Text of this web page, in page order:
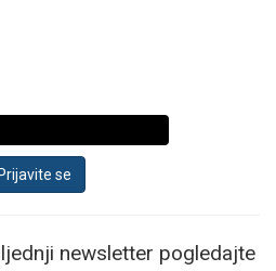
newsletter pogledajte